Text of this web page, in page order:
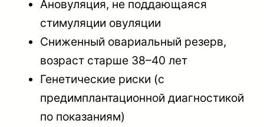
Ановуляция, не поддающаяся
стимуляции овуляции
Сниженный овариальный резерв,
возраст старше 38–40 лет
Генетические риски (с
предимплантационной диагностикой
по показаниям)